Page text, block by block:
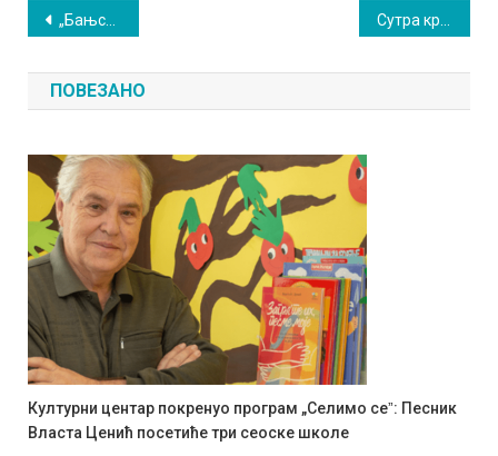
Кретање
чланка
„Бањско преображење” поделило преко 500 визира сокобањским установама Сутра краткотрајан прекид у водонабдевању у центру Сокобање
ПОВЕЗАНО
Културни центар покренуо програм „Селимо сеˮ: Песник
Власта Ценић посетиће три сеоске школе